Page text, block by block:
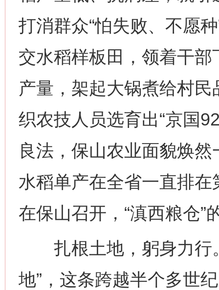
打消群众“怕失败、不愿
交水稻样板田，领着干
产量，架起大锅煮给村
织农技人员选育出“京国
良法，保山农业面貌焕
水稻单产在全省一直排
在保山召开，“滇西粮仓”
扎根土地，躬身力行。
地”，这条跨越半个多世